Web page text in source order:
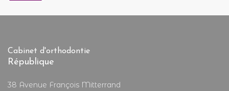
Cabinet d'orthodontie
République
38 Avenue François Mitterrand